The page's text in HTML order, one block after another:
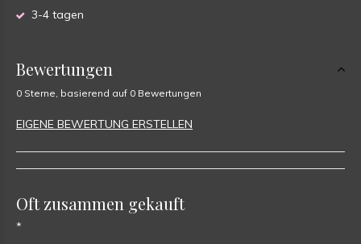
3-4 tagen
Bewertungen
0 Sterne, basierend auf 0 Bewertungen
EIGENE BEWERTUNG ERSTELLEN
Oft zusammen gekauft
*